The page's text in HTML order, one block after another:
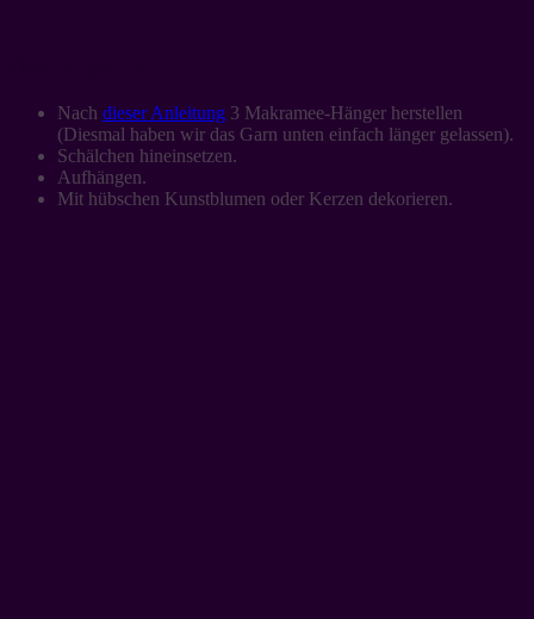
Nach dieser Anleitung 3 Makramee-Hänger herstellen
(Diesmal haben wir das Garn unten einfach länger gelassen).
Schälchen hineinsetzen.
Aufhängen.
Mit hübschen Kunstblumen oder Kerzen dekorieren.